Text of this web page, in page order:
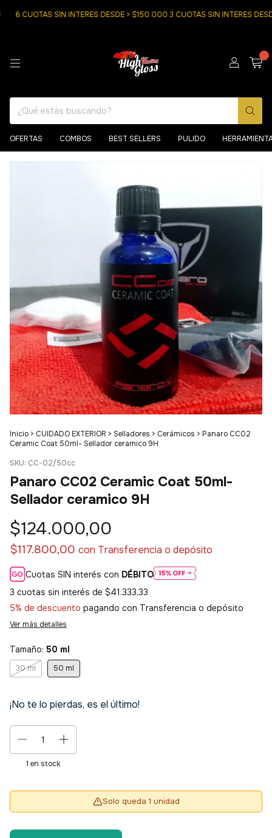
6 CUOTAS SIN INTERES DESDE > $150.000 3 CUOTAS SIN INTERES
OFERTAS COMBOS BEST SELLERS PULIDO
Inicio > CUIDADO EXTERIOR > Selladores > Cerámicos > Panaro CC02
Ceramic Coat 50ml- Sellador ceramico 9H
SKU: CC-02/50cc
Panaro CC02 Ceramic Coat 50ml-
Sellador ceramico 9H
$124.000,00
$117.800,00 con Transferencia o depósito
Cuotas SIN interés con DÉBITO
3 cuotas sin interés de $41.333,33
5% de descuento pagando con Transferencia o depósito
Ver más detalles
Tamaño: 50 ml
30 ml 50 ml
¡No te lo pierdas, es el último!
1 en stock
Solo queda 1 unidad